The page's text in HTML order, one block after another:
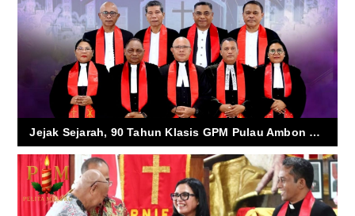
Jejak Sejarah, 90 Tahun Klasis GPM Pulau Ambon Melayani Umat